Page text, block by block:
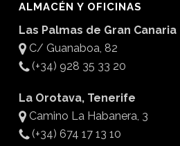
ALMACÉN Y OFICINAS
Las Palmas de Gran Canaria
C/ Guanaboa, 82
(+34) 928 35 33 20
La Orotava, Tenerife
Camino La Habanera, 3
(+34) 674 17 13 10